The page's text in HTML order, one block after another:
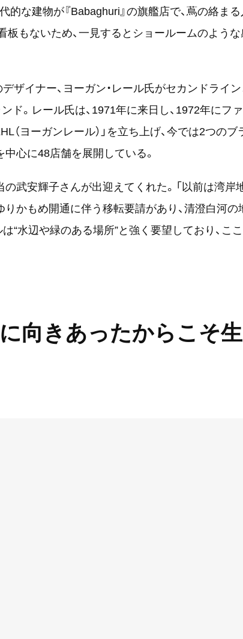
な建物が『Babaghuri』の旗艦店で、蔦の絡まる
板もないため、一見するとショールームのよう
デザイナー、ヨーガン・レール氏がセカンドライ
ド。レール氏は、1971年に来日し、1972年にフ
（ヨーガンレール）」を立ち上げ、今では2つのブ
心に48店舗を展開している。
の武安輝子さんが出迎えてくれた。「以前は湾岸
りかもめ開通に伴う移転要請があり、清澄白河の
“水辺や緑のある場所”と強く要望しており、こ
向きあったからこそ